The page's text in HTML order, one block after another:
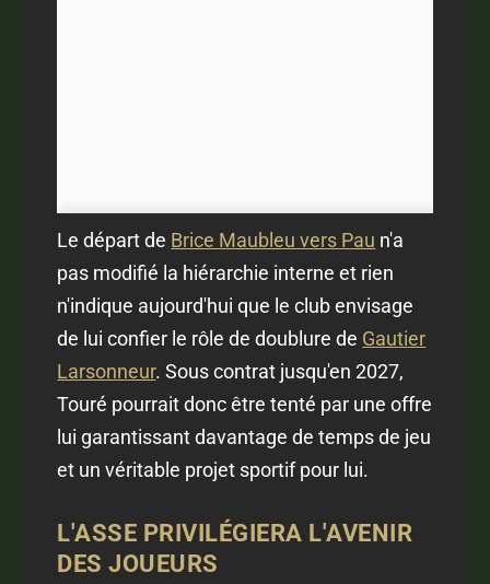
Le départ de Brice Maubleu vers Pau n'a
pas modifié la hiérarchie interne et rien
n'indique aujourd'hui que le club envisage
de lui confier le rôle de doublure de Gautier
Larsonneur. Sous contrat jusqu'en 2027,
Touré pourrait donc être tenté par une offre
lui garantissant davantage de temps de jeu
et un véritable projet sportif pour lui.
L'ASSE PRIVILÉGIERA L'AVENIR
DES JOUEURS